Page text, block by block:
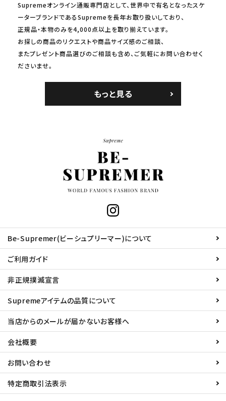
Supremeオンライン通販専門店として、世界中で有名となったスケ
ーターブランドであるSupremeを長年お取り扱いしており、
正規品・本物のみを4,000点以上を取り揃えています。
お探しの商品のリクエストや商品サイズ感のご相談、
またプレゼント商品選びのご相談も含め、ご気軽にお問い合わせく
ださいませ。
もっと見る
Be-Supremer(ビーシュプリーマー)について
ご利用ガイド
非正規撲滅宣言
Supremeアイテムの品質について
当店からのメールが届かないお客様へ
会社概要
お問い合わせ
特定商取引法表示